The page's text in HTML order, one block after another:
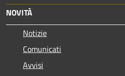
NOVITÀ
Notizie
Comunicati
Avvisi